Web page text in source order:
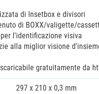
di Insetbox e divisori
di BOXX/valigette/
l'identificazione visiva
alla miglior visione
gratuitamente da
297 x 210 x 0,3 mm